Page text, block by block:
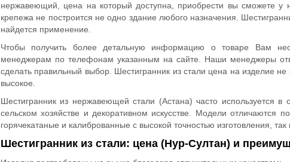
нержавеющий, цена на который доступна, приобрести вы сможете у
крепежа не построится не одно здание любого назначения.
найдется применение.
Чтобы получить более детальную информацию о товаре Вам
менеджерам по телефонам указанным на сайте. Наши менеджеры
сделать правильный выбор. Шестигранник из стали цена на изделие
высокое.
Шестигранник из нержавеющей стали (Астана) часто используется в
сельском хозяйстве и декоративном искусстве. Модели отличаются
горячекатаные и калиброванные с высокой точностью изготовления, так
Шестигранник из стали: цена (Нур-Султан) и